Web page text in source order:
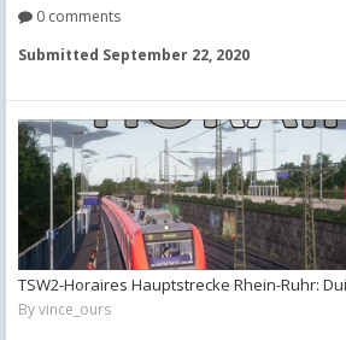
0 comments
Submitted September 22, 2020
TSW2-Horaires Hauptstrecke Rhein-Ruhr:
Byvince_ours